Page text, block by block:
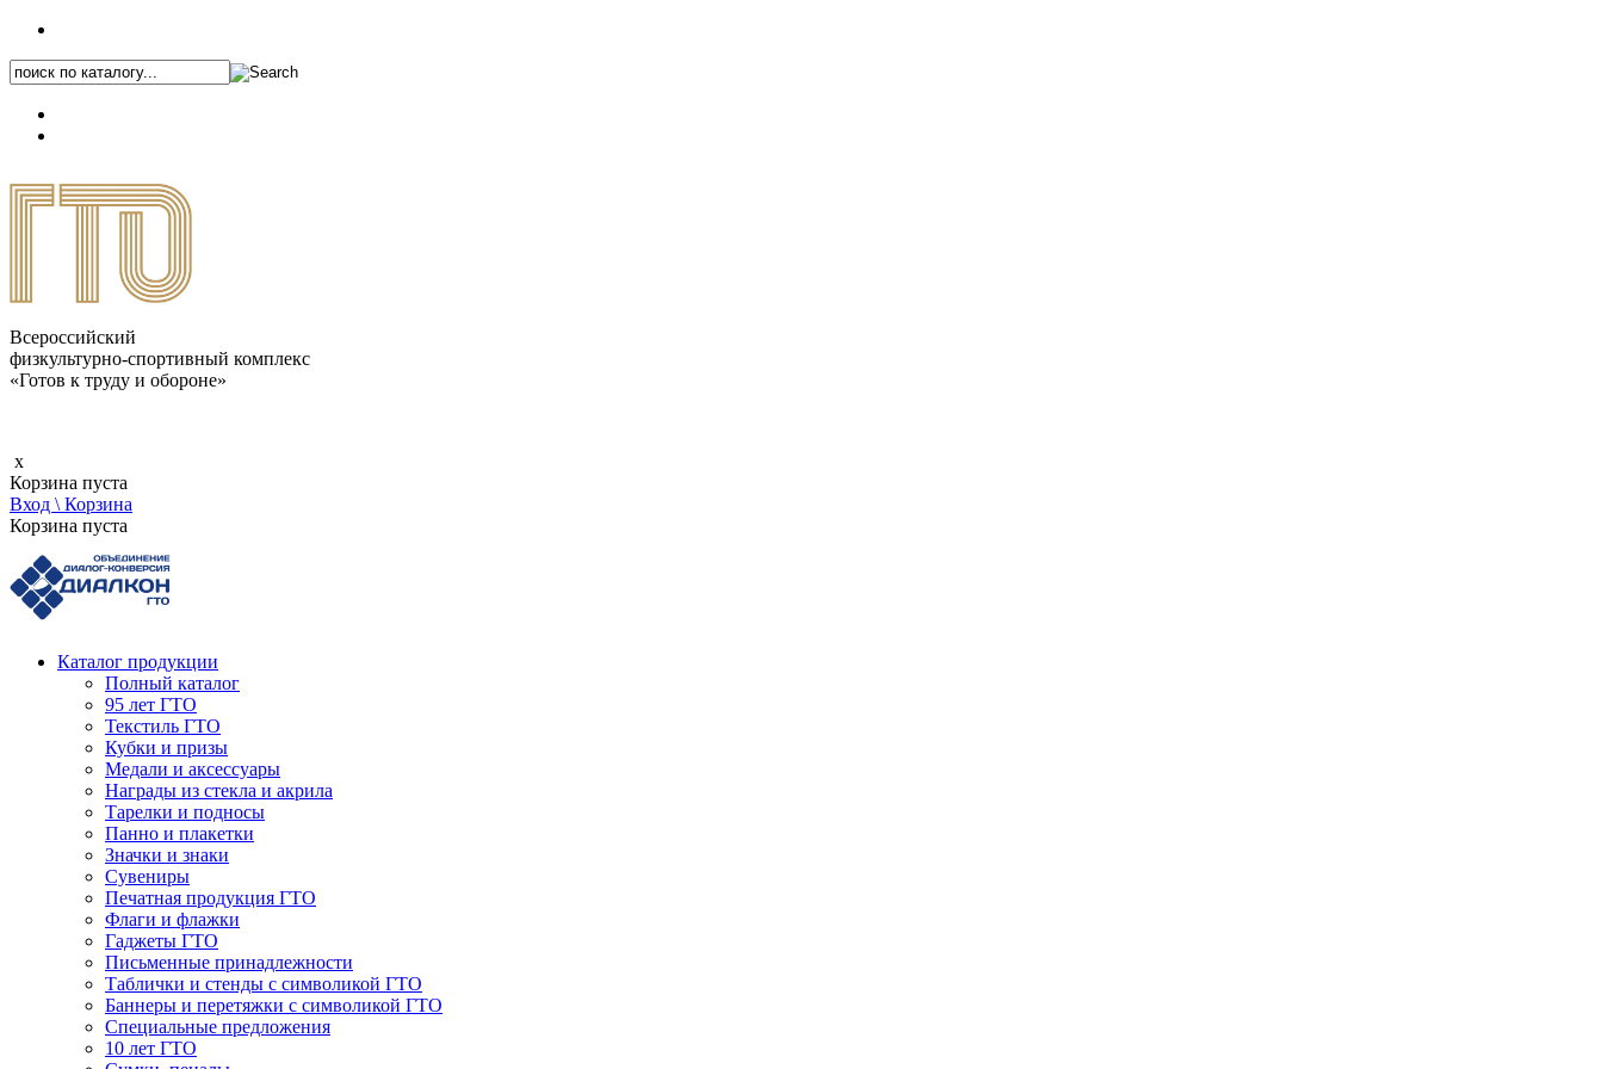
Всероссийский
физкультурно-спортивный комплекс
«Готов к труду и обороне»
x
Корзина пуста
Вход \ Корзина
Корзина пуста
Каталог продукции
Полный каталог
95 лет ГТО
Текстиль ГТО
Кубки и призы
Медали и аксессуары
Награды из стекла и акрила
Тарелки и подносы
Панно и плакетки
Значки и знаки
Сувениры
Печатная продукция ГТО
Флаги и флажки
Гаджеты ГТО
Письменные принадлежности
Таблички и стенды с символикой ГТО
Баннеры и перетяжки с символикой ГТО
Специальные предложения
10 лет ГТО